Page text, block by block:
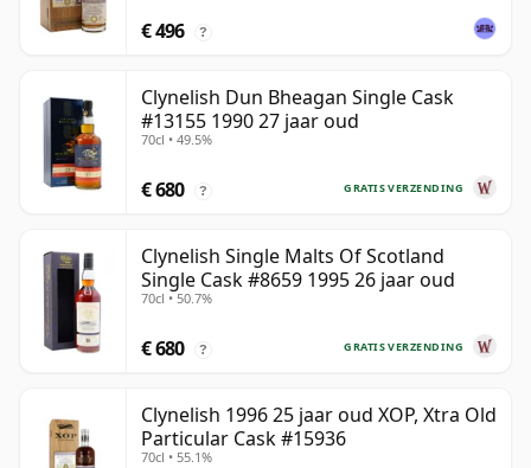
€ 496 ?
Clynelish Dun Bheagan Single Cask
#13155 1990 27 jaar oud
70cl • 49.5%
GRATIS VERZENDING
€ 680 ?
Clynelish Single Malts Of Scotland
Single Cask #8659 1995 26 jaar oud
70cl • 50.7%
GRATIS VERZENDING
€ 680 ?
Clynelish 1996 25 jaar oud XOP, Xtra Old
Particular Cask #15936
70cl • 55.1%